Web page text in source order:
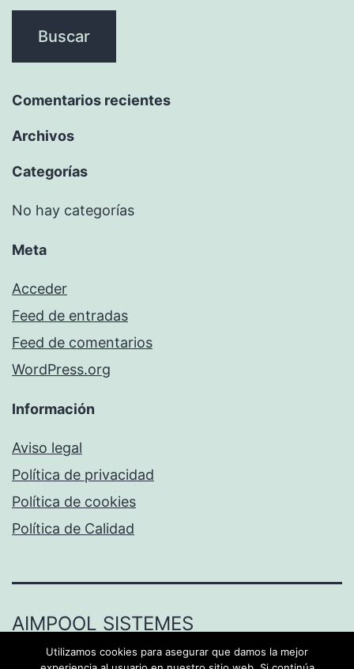
Comentarios recientes
Archivos
Categorías
No hay categorías
Meta
Acceder
Feed de entradas
Feed de comentarios
WordPress.org
Información
Aviso legal
Política de privacidad
Política de cookies
Política de Calidad
AIMPOOL SISTEMES
Funciona gracias aWordPress.
Utilizamos cookies para asegurar que damos la mejor